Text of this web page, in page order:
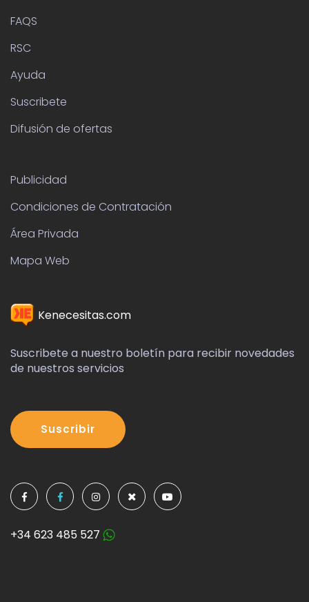
FAQS
RSC
Ayuda
Suscribete
Difusión de ofertas
Publicidad
Condiciones de Contratación
Área Privada
Mapa Web
Kenecesitas.com
Suscribete a nuestro boletín para recibir novedades
de nuestros servicios
Suscribir
+34 623 485 527